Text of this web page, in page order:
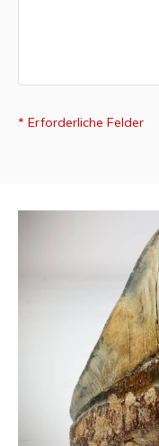
* Erforderliche Felder